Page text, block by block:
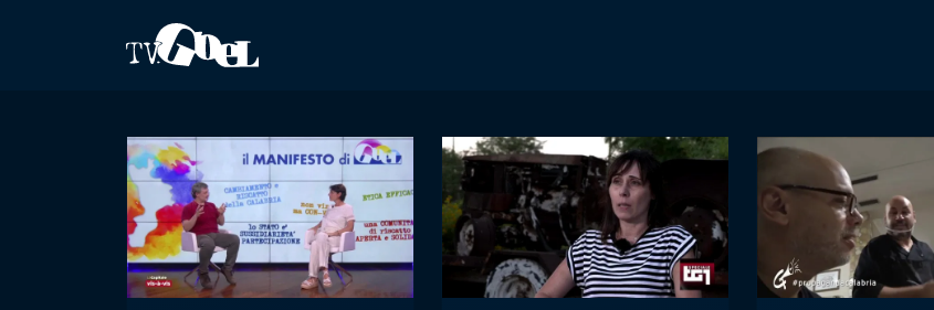
vincenzo linarello